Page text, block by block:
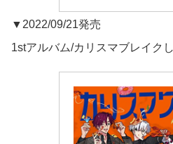
▼2022/09/21発売
1stアルバム/カリスマブレイク